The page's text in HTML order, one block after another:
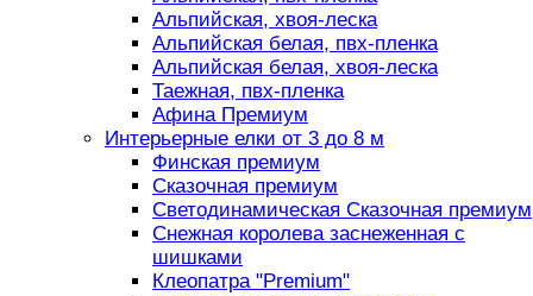
Альпийская, хвоя-леска
Альпийская белая, пвх-пленка
Альпийская белая, хвоя-леска
Таежная, пвх-пленка
Афина Премиум
Интерьерные елки от 3 до 8 м
Финская премиум
Сказочная премиум
Светодинамическая Сказочная премиум
Снежная королева заснеженная с
шишками
Клеопатра "Premium"